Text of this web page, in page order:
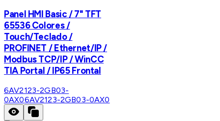
Panel HMI Basic / 7" TFT
65536 Colores /
Touch/Teclado /
PROFINET / Ethernet/IP /
Modbus TCP/IP / WinCC
TIA Portal / IP65 Frontal
6AV2123-2GB03-
0AX06AV2123-2GB03-0AX0